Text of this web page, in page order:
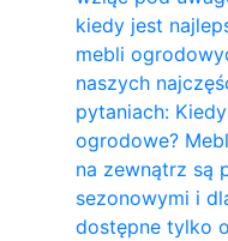
kiedy jest
mebli
naszych
pytaniach:
ogrodowe?
na zewnątrz są
sezonowymi i
dostępne tylko